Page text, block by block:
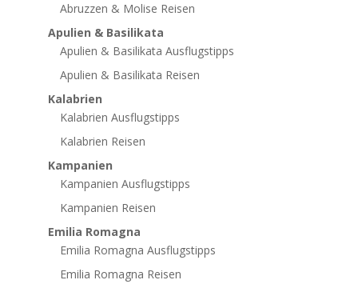
Abruzzen & Molise Reisen
Apulien & Basilikata
Apulien & Basilikata Ausflugstipps
Apulien & Basilikata Reisen
Kalabrien
Kalabrien Ausflugstipps
Kalabrien Reisen
Kampanien
Kampanien Ausflugstipps
Kampanien Reisen
Emilia Romagna
Emilia Romagna Ausflugstipps
Emilia Romagna Reisen